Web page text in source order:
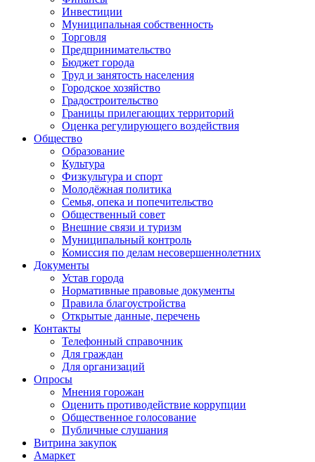
Инвестиции
Муниципальная собственность
Торговля
Предпринимательство
Бюджет города
Труд и занятость населения
Городское хозяйство
Градостроительство
Границы прилегающих территорий
Оценка регулирующего воздействия
Общество
Образование
Культура
Физкультура и спорт
Молодёжная политика
Семья, опека и попечительство
Общественный совет
Внешние связи и туризм
Муниципальный контроль
Комиссия по делам несовершеннолетних
Документы
Устав города
Нормативные правовые документы
Правила благоустройства
Открытые данные, перечень
Контакты
Телефонный справочник
Для граждан
Для организаций
Опросы
Мнения горожан
Оценить противодействие коррупции
Общественное голосование
Публичные слушания
Витрина закупок
Амаркет